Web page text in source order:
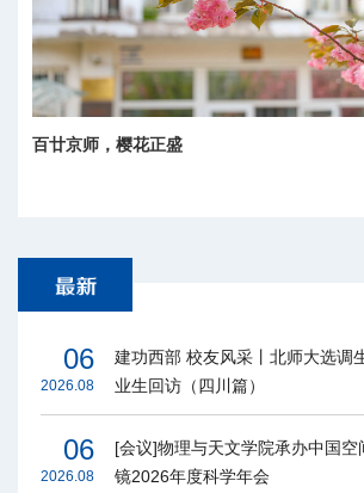
百廿京师，樱花正盛
06
2026.08
建功西部 校友风采丨北师大选调
业生回访（四川篇）
06
2026.08
[会议]物理与天文学院承办中国
镜2026年度科学年会